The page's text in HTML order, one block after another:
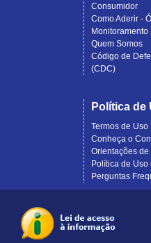
Consumidor
Como Aderir -
Monitoramento
Quem Somos
Código de
(CDC)
Política de
Termos de Uso
Conheça o
Orientações de
Política de
Perguntas